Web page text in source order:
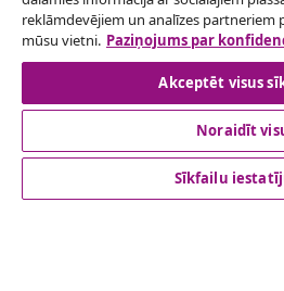
Apskatiet vairāk
reklāmdevējiem un analīzes partneriem
mūsu vietni. Paziņojums par
Akceptēt visus
Noraidīt
Sīkfailu